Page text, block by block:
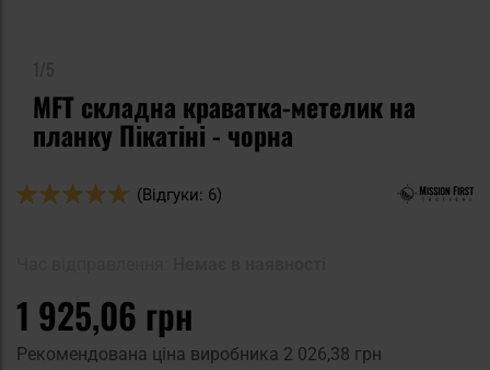
MFT складна краватка-метелик на
планку Пікатіні - чорна
Оцінка:
(Відгуки: 6)
1 925,06 грн
Рекомендована ціна виробника 2 026,38 грн